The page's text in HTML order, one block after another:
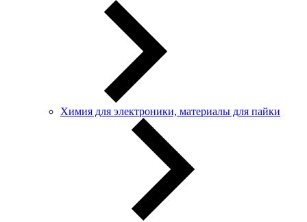
Химия для электроники, материалы для пайки